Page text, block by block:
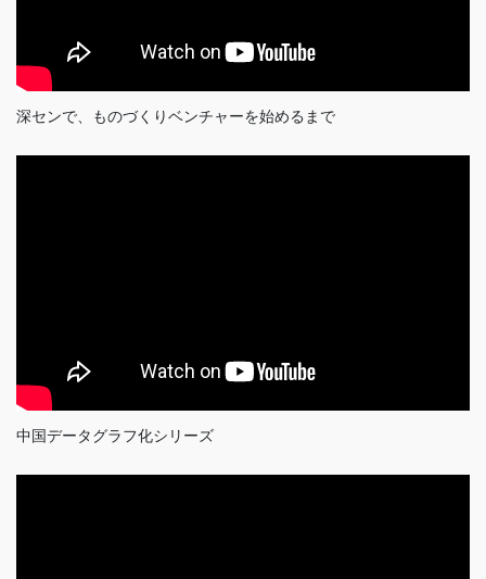
深センで、ものづくりベンチャーを始めるまで
中国データグラフ化シリーズ